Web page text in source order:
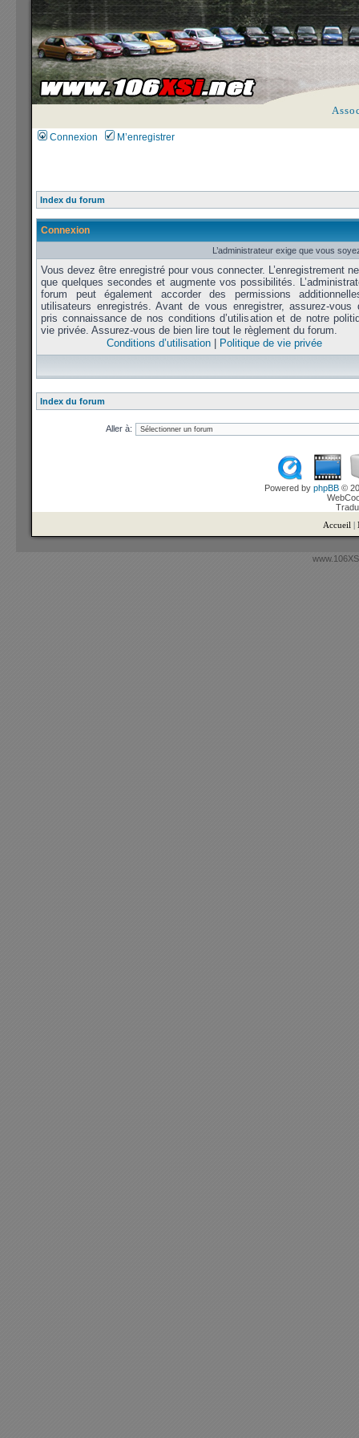
Connexion M’enregistrer
Index du forum
Connexion
L’administrateur exige que vous
Vous devez être enregistré pour vous connecter. L’enregistrement
que quelques secondes et augmente vos possibilités.
forum peut également accorder des permissions
utilisateurs enregistrés. Avant de vous enregistrer, assurez-vous
pris connaissance de nos conditions d’utilisation et de notre
vie privée. Assurez-vous de bien lire tout le règlement du forum.
Conditions d’utilisation
Politique de vie privée
Index du forum
Aller à:
Powered by phpBB ©
Accueil |